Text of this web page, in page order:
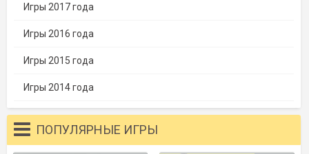
Игры 2017 года
Игры 2016 года
Игры 2015 года
Игры 2014 года
ПОПУЛЯРНЫЕ ИГРЫ